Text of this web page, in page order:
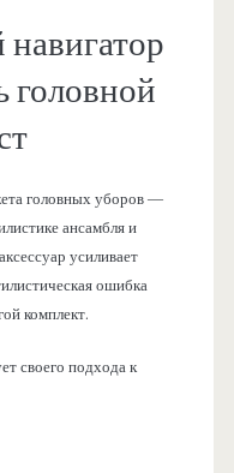
головной
головных уборов —
ансамбля и
усиливает
ошибка
комплект.
своего подхода к